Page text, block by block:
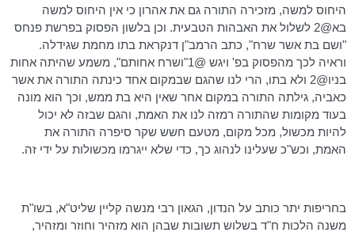
היחוס למשה, מזכירה התורה גם את אהרון כי אין היחוס למשה
בא@2
לשלול את האבהות הטבעית. וכן בלשון הפסוק בפרשתפנחס
"ושם בת אשרשרח", כתב הרמב"ן דנקראת בתו מחמת שגידלה.
וראיה לכך מהפסוק בפ' ויגש @1"ושרח
אחותם", משמע שהיתה אחות
בניו@2
ולא בתו, הרי לנו שהגם שבמקום אחד כינתה התורה את אשר
כאביה, גילתה התורה במקום אחר שאין היא בת ממש, וכך הוא מונה
בעוד מקומות שהתורה רמזה לנו את האמת, והגם שבזה לא יכול
להיות מכשול, מכל מקום, מטעם חשש שקר סיפרה התורה את
האמת, וכש"כ שעלינו לנהוג כך, כדי שלא ייגרמו מכשולות על ידי זה.
בחריפות יתר כותב על הנדון, הגאון רבי מנשה קליין שליט"א, בשו"ת
משנה הלכות ח"ד בשלוש תשובות שבהן הוא מזהיר וחוזר ומזהיר,